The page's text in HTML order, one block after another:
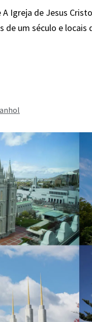
Igreja de Jesus
um século e locais